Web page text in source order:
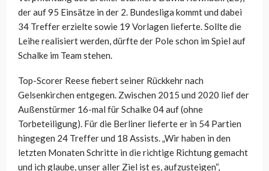
der auf 95 Einsätze in der 2. Bundesliga kommt und dabei
34 Treffer erzielte sowie 19 Vorlagen lieferte. Sollte die
Leihe realisiert werden, dürfte der Pole schon im Spiel auf
Schalke im Team stehen.
Top-Scorer Reese fiebert seiner Rückkehr nach
Gelsenkirchen entgegen. Zwischen 2015 und 2020 lief der
Außenstürmer 16-mal für Schalke 04 auf (ohne
Torbeteiligung). Für die Berliner lieferte er in 54 Partien
hingegen 24 Treffer und 18 Assists. „Wir haben in den
letzten Monaten Schritte in die richtige Richtung gemacht
und ich glaube, unser aller Ziel ist es, aufzusteigen“,